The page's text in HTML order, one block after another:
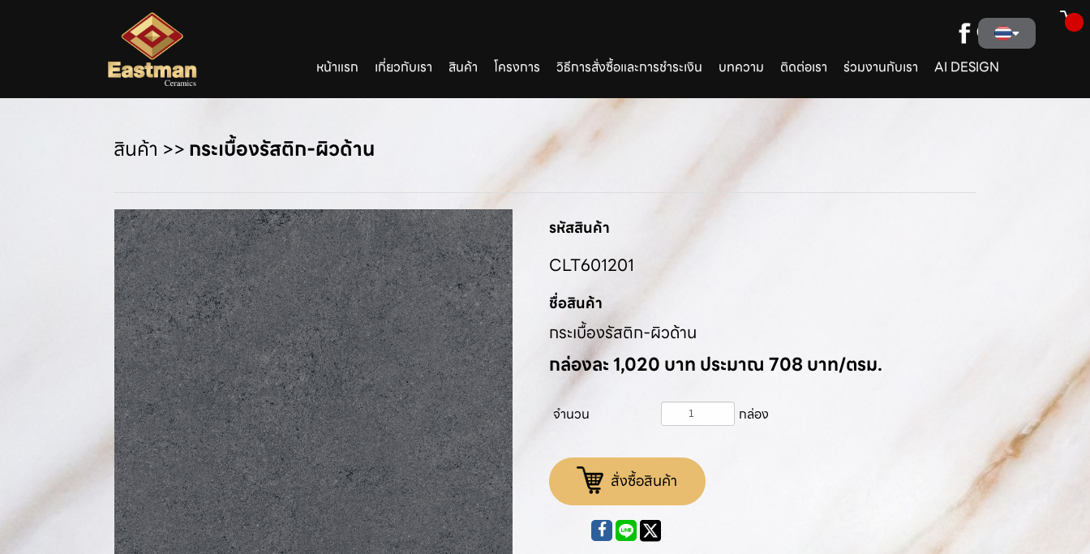
หน้าแรก เกี่ยวกับเรา สินค้า โครงการ วิธีการสั่งซื้อและการชำระเงิน บทความ ติดต่อเรา ร่วมงานกับเรา AI DESIGN
สินค้า >>กระเบื้องรัสติก-ผิวด้าน
รหัสสินค้า
CLT601201
ชื่อสินค้า
กระเบื้องรัสติก-ผิวด้าน
กล่องละ 1,020 บาท ประมาณ 708 บาท/ตรม.
จำนวน กล่อง
สั่งซื้อสินค้า